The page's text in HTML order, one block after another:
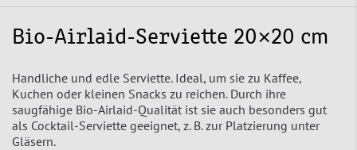
Bio-Airlaid-Serviette 20×20 cm
Handliche und edle Serviette. Ideal, um sie zu Kaffee,
Kuchen oder kleinen Snacks zu reichen. Durch ihre
saugfähige Bio-Airlaid-Qualität ist sie auch besonders gut
als Cocktail-Serviette geeignet, z. B. zur Platzierung unter
Gläsern.